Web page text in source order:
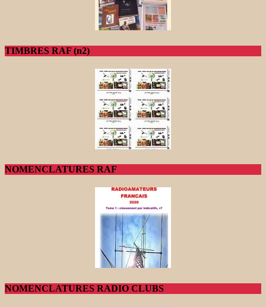
TIMBRES RAF (n2)
NOMENCLATURES RAF
NOMENCLATURES RADIO CLUBS